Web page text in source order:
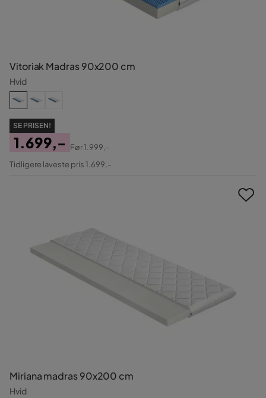
Vitoriak Madras 90x200 cm
Hvid
SE PRISEN!
Pris
1.699,-
Original
Før1.999,-
Tidligere laveste pris 1.699,-
Miriana madras 90x200 cm
Hvid